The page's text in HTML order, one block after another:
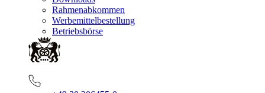
Rahmenabkommen
Werbemittelbestellung
Betriebsbörse